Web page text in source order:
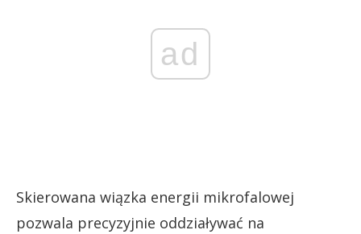
ad
Skierowana wiązka energii mikrofalowej
pozwala precyzyjnie oddziaływać na